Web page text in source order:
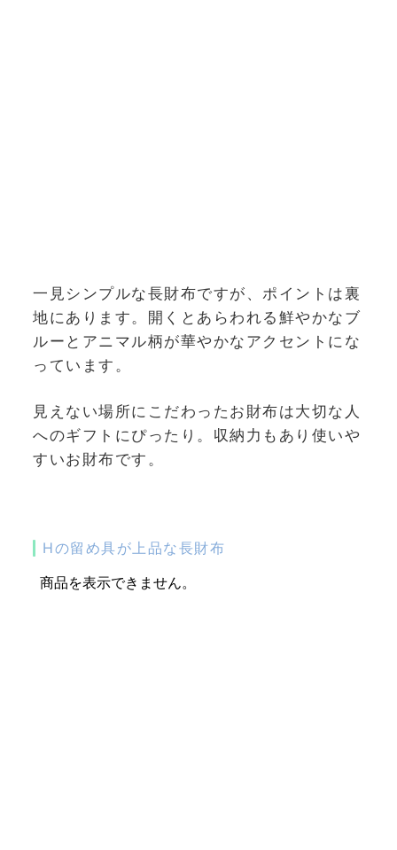
一見シンプルな長財布ですが、ポイントは裏
地にあります。開くとあらわれる鮮やかなブ
ルーとアニマル柄が華やかなアクセントにな
っています。
見えない場所にこだわったお財布は大切な人
へのギフトにぴったり。収納力もあり使いや
すいお財布です。
Hの留め具が上品な長財布